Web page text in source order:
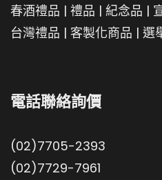
春酒禮品 | 禮品 | 紀念品 |
台灣禮品 | 客製化商品 | 選
電話聯絡詢價
(02)7705-2393
(02)7729-7961